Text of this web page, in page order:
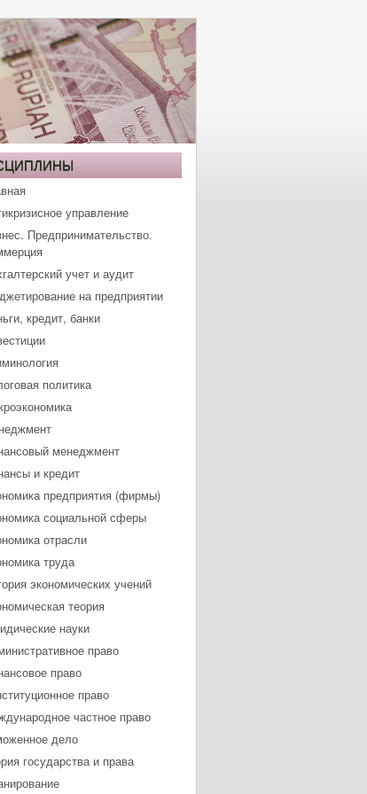
управление
Предпринимательство.
учет и аудит
на предприятии
кредит, банки
политика
менеджмент
и кредит
предприятия (фирмы)
социальной сферы
отрасли
труда
экономических учений
теория
науки
право
право
право
частное право
дело
государства и права